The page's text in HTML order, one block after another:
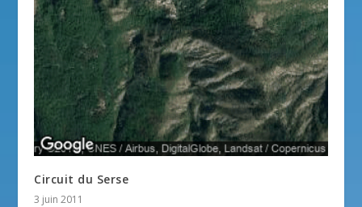
Circuit du Serse
3 juin 2011